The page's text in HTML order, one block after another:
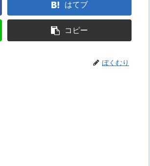
はてブ
コピー
ぼくむり